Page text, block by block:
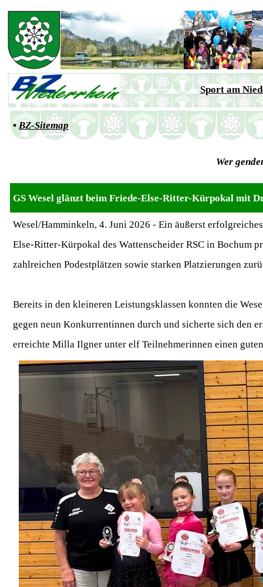
Sport am
•BZ-Sitemap
Wer
GS Wesel glänzt beim Friede-Else-Ritter-Kürpokal mit
Wesel/Hamminkeln, 4. Juni 2026 - Ein äußerst
Else-Ritter-Kürpokal des Wattenscheider RSC in Bochum
zahlreichen Podestplätzen sowie starken Platzierungen
Bereits in den kleineren Leistungsklassen konnten die
gegen neun Konkurrentinnen durch und sicherte sich den
erreichte Milla Ilgner unter elf Teilnehmerinnen einen